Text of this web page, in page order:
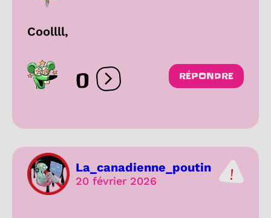
Coollll,
0 Ouvrir les réactions
RÉPONDRE
La_canadienne_poutin
20 février 2026